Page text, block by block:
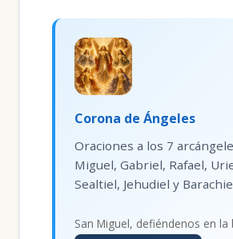
Corona de Ángeles
Oraciones a los 7
Miguel, Gabriel, Rafael,
Sealtiel, Jehudiel y
San Miguel, defiéndenos en la